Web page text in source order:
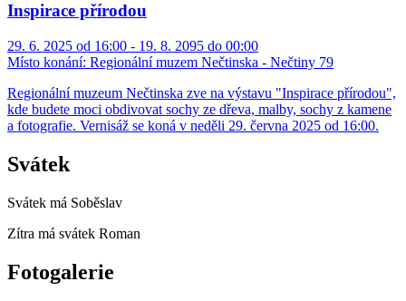
Inspirace přírodou
29. 6. 2025 od 16:00 - 19. 8. 2095 do 00:00
Místo konání: Regionální muzem Nečtinska - Nečtiny 79
Regionální muzeum Nečtinska zve na výstavu "Inspirace přírodou",
kde budete moci obdivovat sochy ze dřeva, malby, sochy z kamene
a fotografie. Vernisáž se koná v neděli 29. června 2025 od 16:00.
Svátek
Svátek má Soběslav
Zítra má svátek Roman
Fotogalerie